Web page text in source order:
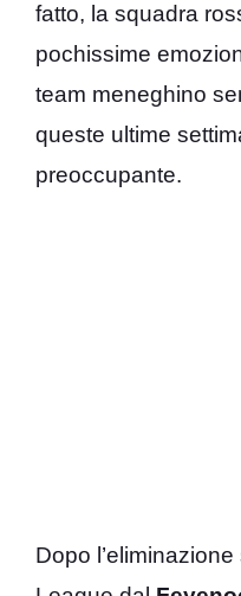
fatto, la squadra
pochissime
team meneghino
queste ultime
preoccupante.
Dopo